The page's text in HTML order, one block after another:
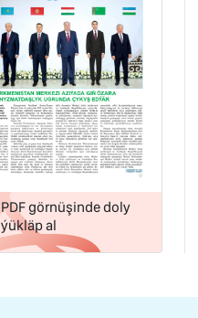
PDF görnüşinde doly
ýükläp al